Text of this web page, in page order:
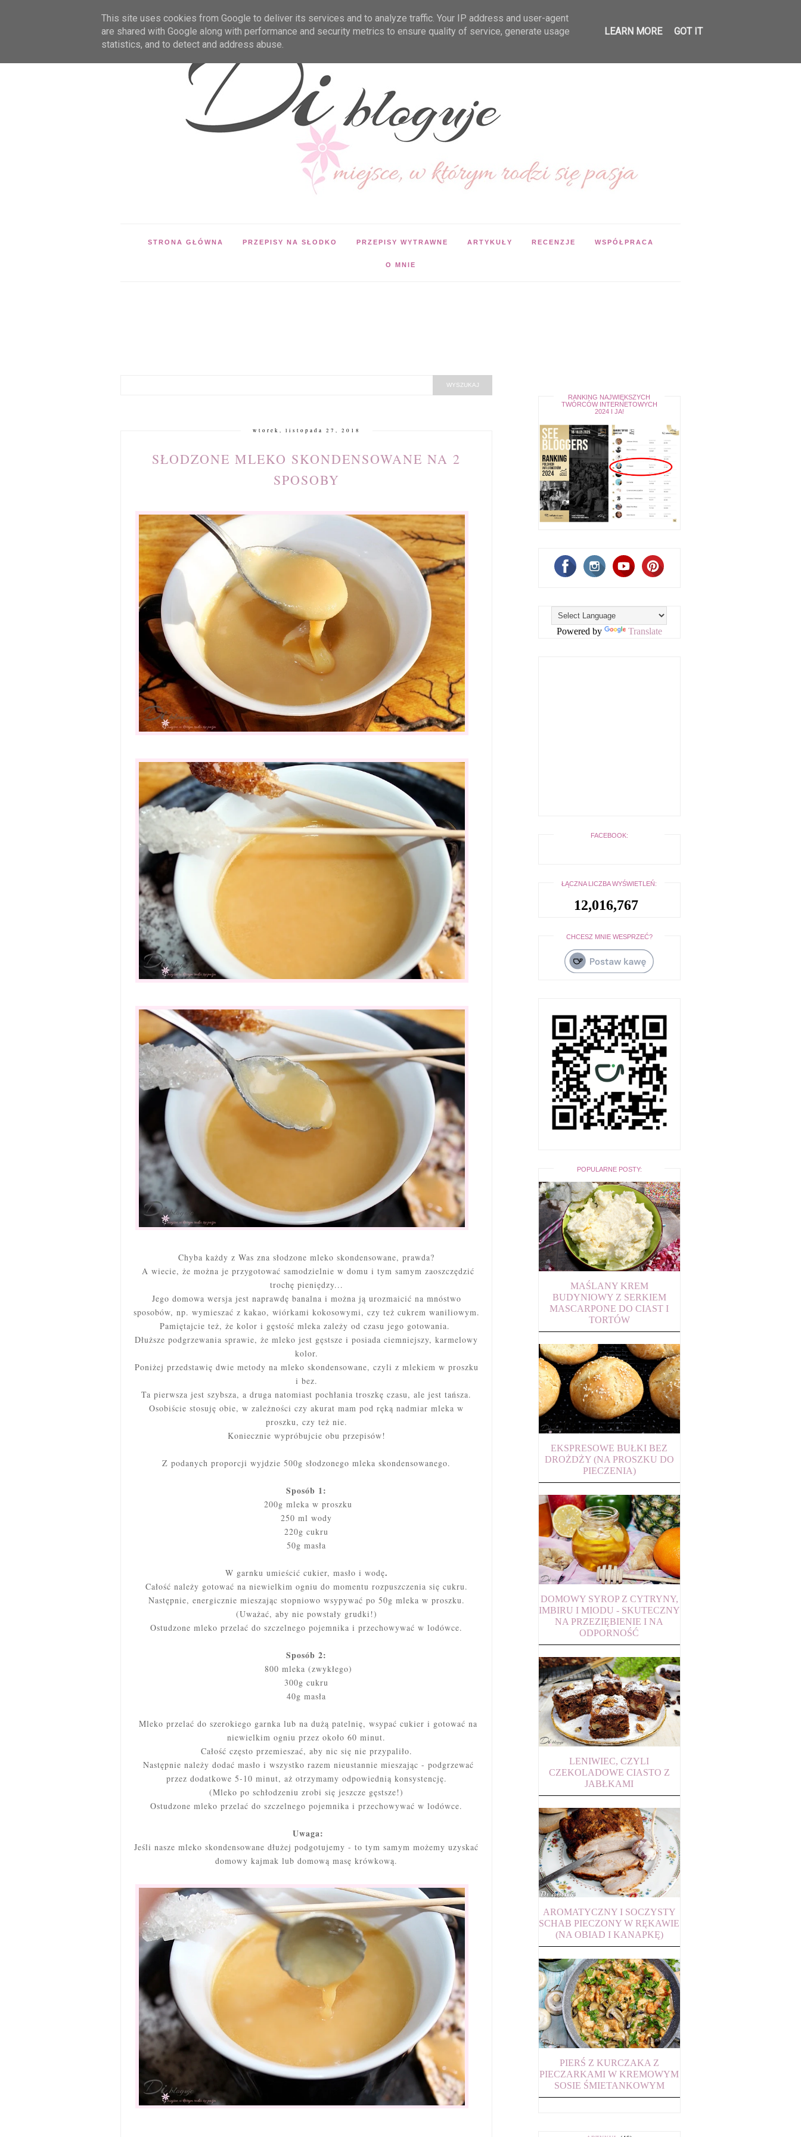
STRONA GŁÓWNA PRZEPISY NA SŁODKO PRZEPISY WYTRAWNE ARTYKUŁY RECENZJE WSPÓŁPRACA
O MNIE
wtorek, listopada 27, 2018
SŁODZONE MLEKO SKONDENSOWANE NA 2
SPOSOBY
Chyba każdy z Was zna słodzone mleko skondensowane, prawda?
A wiecie, że można je przygotować samodzielnie w domu i tym samym zaoszczędzić
trochę pieniędzy...
Jego domowa wersja jest naprawdę banalna i można ją urozmaicić na mnóstwo
sposobów, np. wymieszać z kakao, wiórkami kokosowymi, czy też cukrem waniliowym.
Pamiętajcie też, że kolor i gęstość mleka zależy od czasu jego gotowania.
Dłuższe podgrzewania sprawie, że mleko jest gęstsze i posiada ciemniejszy, karmelowy
kolor.
Poniżej przedstawię dwie metody na mleko skondensowane, czyli z mlekiem w proszku
i bez.
Ta pierwsza jest szybsza, a druga natomiast pochłania troszkę czasu, ale jest tańsza.
Osobiście stosuję obie, w zależności czy akurat mam pod ręką nadmiar mleka w
proszku, czy też nie.
Koniecznie wypróbujcie obu przepisów!
Z podanych proporcji wyjdzie 500g słodzonego mleka skondensowanego.
Sposób 1:
200g mleka w proszku
250 ml wody
220g cukru
50g masła
W garnku umieścić cukier, masło i wodę.
Całość należy gotować na niewielkim ogniu do momentu rozpuszczenia się cukru.
Następnie, energicznie mieszając stopniowo wsypywać po 50g mleka w proszku.
(Uważać, aby nie powstały grudki!)
Ostudzone mleko przelać do szczelnego pojemnika i przechowywać w lodówce.
Sposób 2:
800 mleka (zwykłego)
300g cukru
40g masła
Mleko przelać do szerokiego garnka lub na dużą patelnię, wsypać cukier i gotować na
niewielkim ogniu przez około 60 minut.
Całość często przemieszać, aby nic się nie przypaliło.
Następnie należy dodać masło i wszystko razem nieustannie mieszając - podgrzewać
przez dodatkowe 5-10 minut, aż otrzymamy odpowiednią konsystencję.
(Mleko po schłodzeniu zrobi się jeszcze gęstsze!)
Ostudzone mleko przelać do szczelnego pojemnika i przechowywać w lodówce.
Uwaga:
Jeśli nasze mleko skondensowane dłużej podgotujemy - to tym samym możemy uzyskać
domowy kajmak lub domową masę krówkową.
RANKING NAJWIĘKSZYCH
TWÓRCÓW INTERNETOWYCH
2024 I JA!
Powered by Translate
FACEBOOK:
ŁĄCZNA LICZBA WYŚWIETLEŃ:
12,016,767
CHCESZ MNIE WESPRZEĆ?
POPULARNE POSTY:
MAŚLANY KREM
BUDYNIOWY Z SERKIEM
MASCARPONE DO CIAST I
TORTÓW
EKSPRESOWE BUŁKI BEZ
DROŻDŻY (NA PROSZKU DO
PIECZENIA)
DOMOWY SYROP Z CYTRYNY,
IMBIRU I MIODU - SKUTECZNY
NA PRZEZIĘBIENIE I NA
ODPORNOŚĆ
LENIWIEC, CZYLI
CZEKOLADOWE CIASTO Z
JABŁKAMI
AROMATYCZNY I SOCZYSTY
SCHAB PIECZONY W RĘKAWIE
(NA OBIAD I KANAPKĘ)
PIERŚ Z KURCZAKA Z
PIECZARKAMI W KREMOWYM
SOSIE ŚMIETANKOWYM
This site uses cookies from Google to deliver its services and to analyze traffic. Your IP address and user-agent
are shared with Google along with performance and security metrics to ensure quality of service, generate usage
statistics, and to detect and address abuse.
LEARN MORE GOT IT